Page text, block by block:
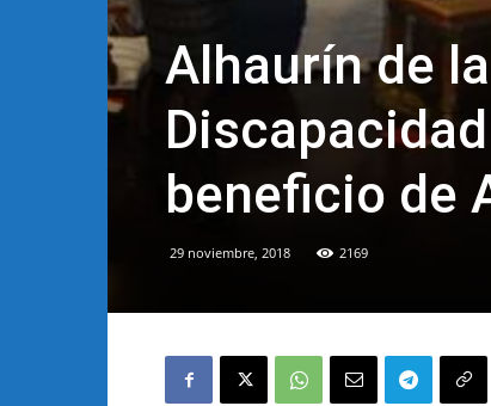
Alhaurín de
beneficio de
29 noviembre, 2018 2169